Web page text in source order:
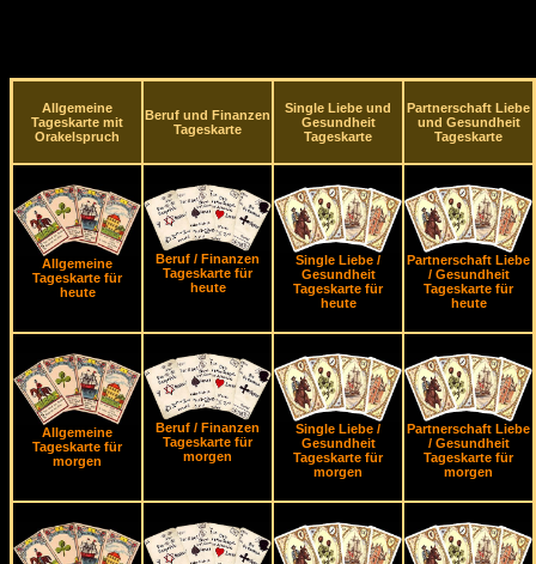
Allgemeine
Tageskarte mit
Orakelspruch
Beruf und Finanzen
Tageskarte
Single Liebe und
Gesundheit
Tageskarte
Partnerschaft Liebe
und Gesundheit
Tageskarte
Allgemeine
Tageskarte für
heute
Beruf / Finanzen
Tageskarte für
heute
Single Liebe /
Gesundheit
Tageskarte für
heute
Partnerschaft Liebe
/ Gesundheit
Tageskarte für
heute
Allgemeine
Tageskarte für
morgen
Beruf / Finanzen
Tageskarte für
morgen
Single Liebe /
Gesundheit
Tageskarte für
morgen
Partnerschaft Liebe
/ Gesundheit
Tageskarte für
morgen